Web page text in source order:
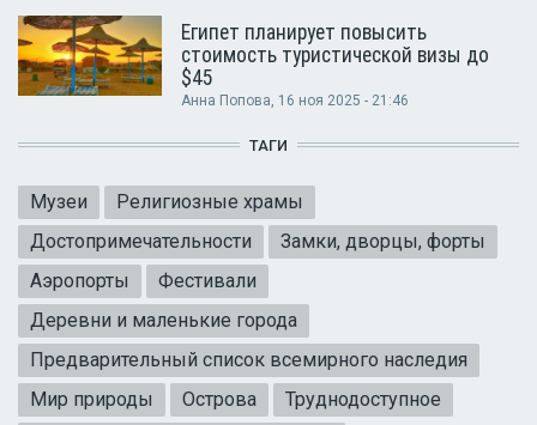
Египет планирует повысить
стоимость туристической визы до
$45
Анна Попова, 16 ноя 2025 - 21:46
ТАГИ
Музеи
Религиозные храмы
Достопримечательности
Замки, дворцы, форты
Аэропорты
Фестивали
Деревни и маленькие города
Предварительный список всемирного наследия
Мир природы
Острова
Труднодоступное